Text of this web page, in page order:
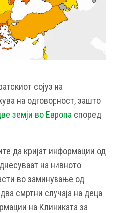
сојуз на
на одговорност, зашто
земји во Европа според
да кријат информации од
на нивното
во заминување од
смртни случаја на деца
на Клиниката за